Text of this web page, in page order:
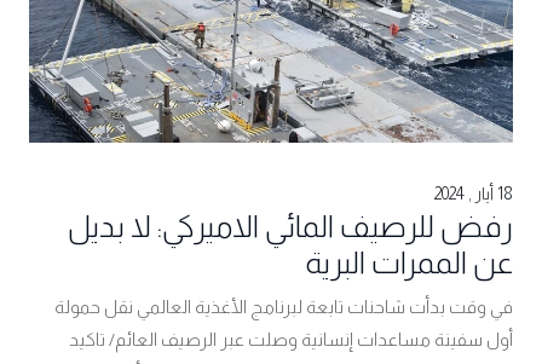
18 أيار , 2024
رفض للرصيف المائي الاميركي: لا بديل
عن الممرات البرية
في وقت بدأت شاحنات تابعة لبرنامج الأغذية العالمي نقل حمولة
أول سفينة مساعدات إنسانية وصلت عبر الرصيف العائم/ تاكيد